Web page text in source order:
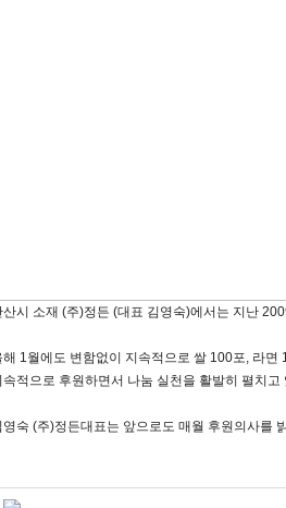
산시 소재 (주)정든 (대표 김영숙)에서는 지난
해 1월에도 변함없이 지속적으로 쌀 100포, 라면
속적으로 후원하면서 나눔 실천을 활발히 펼치고
영숙 (주)정든대표는 앞으로도 매월 후원의사를